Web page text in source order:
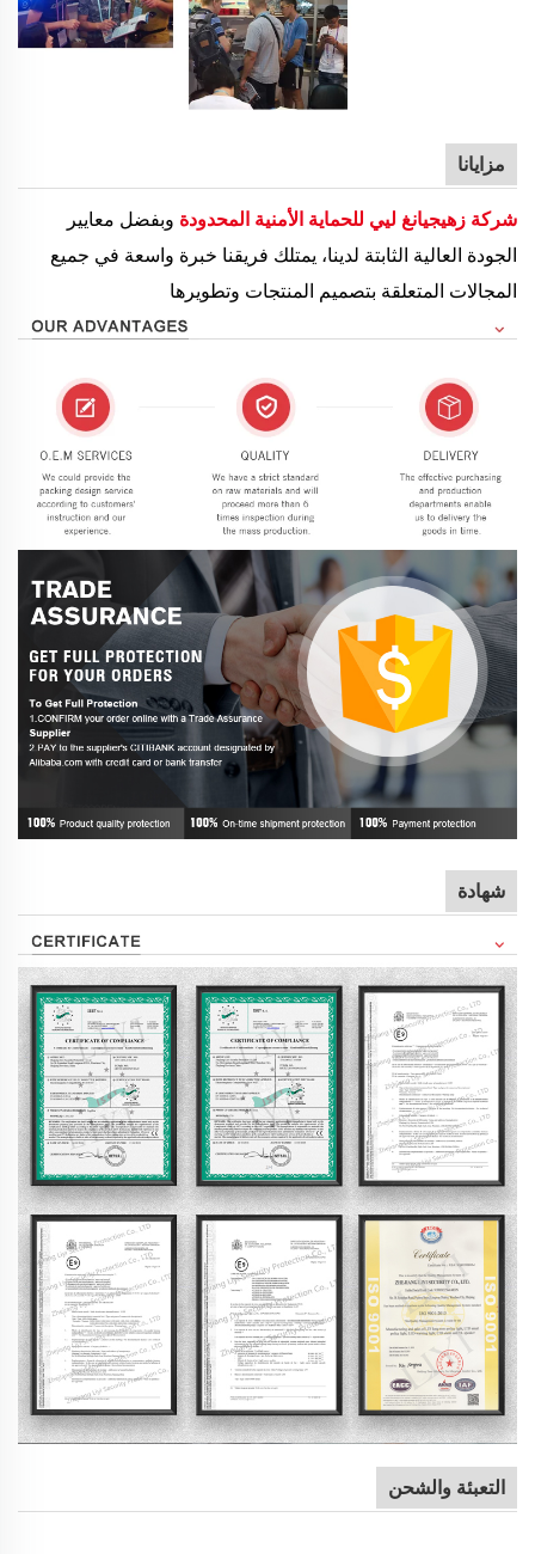
مزايانا
شركة زهيجيانغ ليي للحماية الأمنية المحدودة وبفضل معايير
الجودة العالية الثابتة لدينا، يمتلك فريقنا خبرة واسعة في جميع
المجالات المتعلقة بتصميم المنتجات وتطويرها
شهادة
التعبئة والشحن